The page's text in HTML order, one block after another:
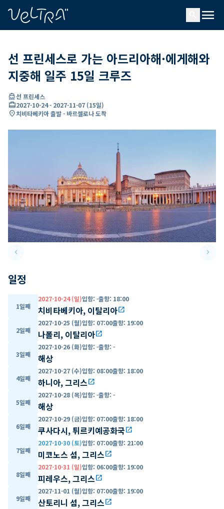
menu
선 프린세스로 가는 아드리아해·에게해와
지중해 일주 15일 크루즈
directions_boat선 프린세스
card_travel2027-10-24- 2027-11-07 (15일)
location_on치비타베키아 출발 - 바르셀로나 도착
keyboard_arrow_leftPrevious slide keyboard_arrow_right
일정
1일째
2027-10-24 (일)입항: -출항: 18:00
치비타베키아, 이탈리아open_in_new
2일째
2027-10-25 (월)입항: 07:00출항: 19:00
나폴리, 이탈리아open_in_new
3일째
2027-10-26 (화)입항: -출항: -
해상
4일째
2027-10-27 (수)입항: 08:00출항: 18:00
하니아, 그리스open_in_new
5일째
2027-10-28 (목)입항: -출항: -
해상
6일째
2027-10-29 (금)입항: 07:00출항: 18:00
쿠사다시, 튀르키예공화국open_in_new
7일째
2027-10-30 (토)입항: 07:00출항: 21:00
미코노스 섬, 그리스open_in_new
8일째
2027-10-31 (일)입항: 06:00출항: 19:00
피레우스, 그리스open_in_new
9일째
2027-11-01 (월)입항: 07:00출항: 19:00
산토리니 섬, 그리스open_in_new